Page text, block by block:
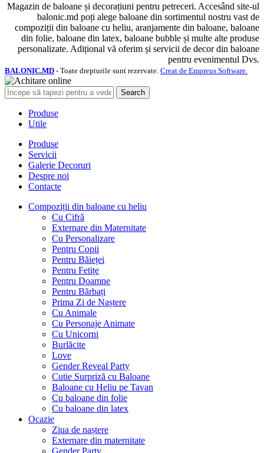
Magazin de baloane și decorațiuni pentru petreceri. Accesând site-ul
balonic.md poți alege baloane din sortimentul nostru vast de
compoziții din baloane cu heliu, aranjamente din baloane, baloane
din folie, baloane din latex, baloane bubble și multe alte produse
personalizate. Adițional vă oferim și servicii de decor din baloane
pentru evenimentul Dvs.
BALONIC.MD - Toate drepturile sunt rezervate. Creat de Empreus Software.
Search
Produse
Utile
Produse
Servicii
Galerie Decoruri
Despre noi
Contacte
Compoziții din baloane cu heliu
Cu Cifră
Externare din Maternitate
Cu Personalizare
Pentru Copii
Pentru Băieței
Pentru Fetițe
Pentru Doamne
Pentru Bărbați
Prima Zi de Naștere
Cu Animale
Cu Personaje Animate
Cu Unicorni
Burlăcite
Love
Gender Reveal Party
Cutie Surpriză cu Baloane
Baloane cu Heliu pe Tavan
Cu baloane din folie
Cu baloane din latex
Ocazie
Ziua de naștere
Externare din maternitate
Gender Party